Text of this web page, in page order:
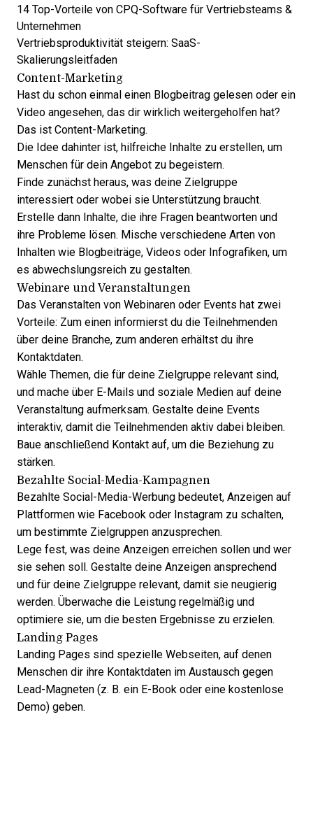
14 Top-Vorteile von CPQ-Software für Vertriebsteams &
Unternehmen
Vertriebsproduktivität steigern: SaaS-
Skalierungsleitfaden
Content-Marketing
Hast du schon einmal einen Blogbeitrag gelesen oder ein
Video angesehen, das dir wirklich weitergeholfen hat?
Das ist Content-Marketing.
Die Idee dahinter ist, hilfreiche Inhalte zu erstellen, um
Menschen für dein Angebot zu begeistern.
Finde zunächst heraus, was deine Zielgruppe
interessiert oder wobei sie Unterstützung braucht.
Erstelle dann Inhalte, die ihre Fragen beantworten und
ihre Probleme lösen. Mische verschiedene Arten von
Inhalten wie Blogbeiträge, Videos oder Infografiken, um
es abwechslungsreich zu gestalten.
Webinare und Veranstaltungen
Das Veranstalten von Webinaren oder Events hat zwei
Vorteile: Zum einen informierst du die Teilnehmenden
über deine Branche, zum anderen erhältst du ihre
Kontaktdaten.
Wähle Themen, die für deine Zielgruppe relevant sind,
und mache über E-Mails und soziale Medien auf deine
Veranstaltung aufmerksam. Gestalte deine Events
interaktiv, damit die Teilnehmenden aktiv dabei bleiben.
Baue anschließend Kontakt auf, um die Beziehung zu
stärken.
Bezahlte Social-Media-Kampagnen
Bezahlte Social-Media-Werbung bedeutet, Anzeigen auf
Plattformen wie Facebook oder Instagram zu schalten,
um bestimmte Zielgruppen anzusprechen.
Lege fest, was deine Anzeigen erreichen sollen und wer
sie sehen soll. Gestalte deine Anzeigen ansprechend
und für deine Zielgruppe relevant, damit sie neugierig
werden. Überwache die Leistung regelmäßig und
optimiere sie, um die besten Ergebnisse zu erzielen.
Landing Pages
Landing Pages sind spezielle Webseiten, auf denen
Menschen dir ihre Kontaktdaten im Austausch gegen
Lead-Magneten (z. B. ein E-Book oder eine kostenlose
Demo) geben.